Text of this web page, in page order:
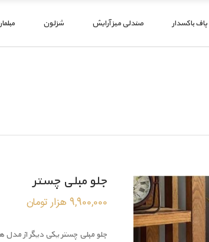
پاف باکسدار صندلی میز آرایش شزلون
جلو مبلی چستر
9,900,000 هزار تومان
جلو مبلی چستر یکی دیگر از